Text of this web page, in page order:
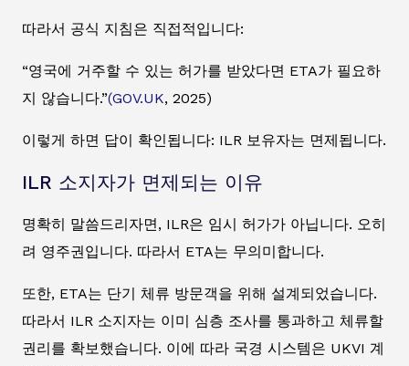
따라서 공식 지침은 직접적입니다:
“영국에 거주할 수 있는 허가를 받았다면 ETA가 필요하
지 않습니다.”(GOV.UK, 2025)
이렇게 하면 답이 확인됩니다: ILR 보유자는 면제됩니다.
ILR 소지자가 면제되는 이유
명확히 말씀드리자면, ILR은 임시 허가가 아닙니다. 오히
려 영주권입니다. 따라서 ETA는 무의미합니다.
또한, ETA는 단기 체류 방문객을 위해 설계되었습니다.
따라서 ILR 소지자는 이미 심층 조사를 통과하고 체류할
권리를 확보했습니다. 이에 따라 국경 시스템은 UKVI 계